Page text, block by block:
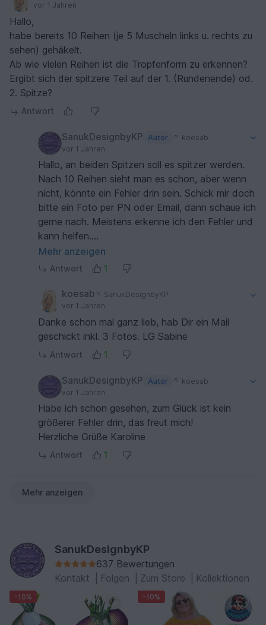
vor 1 Jahren
Hallo,
habe bereits 10 Reihen (je 5 Muscheln links u. rechts zu
sehen) gehäkelt.
Ab wie vielen Reihen ist die Tropfenform zu erkennen?
Ergibt sich der spitzere Teil auf der 1. (Rundenende) od.
2. Spitze?
Antwort
SanukDesignbyKP Autor
koesab
vor 1 Jahren
Hallo, an beiden Spitzen soll es spitzer werden.
Nach 10 Reihen sieht man es schon, aber wenn
nicht, könnte ein Fehler drin sein. Schick mir doch
bitte ein Foto per PN oder Email, dann schaue ich
gerne nach. Meistens erkenne ich den Fehler und
kann helfen.
SanukDesignbyKP@gmail.com
Liebe Grüße Karoline 😘
Mehr anzeigen
Antwort 1
koesab
SanukDesignbyKP
vor 1 Jahren
Danke schon mal ganz lieb, hab Dir ein Mail
geschickt inkl. 3 Fotos. LG Sabine
Antwort 1
SanukDesignbyKP Autor
koesab
vor 1 Jahren
Habe ich schon gesehen, zum Glück ist kein
größerer Fehler drin, das freut mich!
Herzliche Grüße Karoline
Antwort 1
Mehr anzeigen
SanukDesignbyKP
637 Bewertungen
Kontakt
Folgen Zum Store Kollektionen
-10% -10%